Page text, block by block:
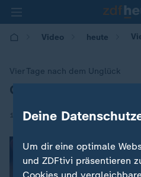
Video heute
Vier Tage nach dem Unglück
:
Genua trauert um
18.08.2018 | 16:59
Deine
Um dir eine optimale
und ZDFtivi präsentieren